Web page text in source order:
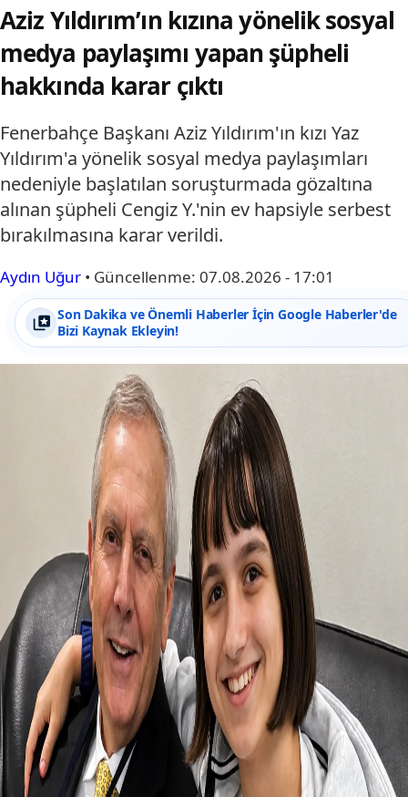
Aziz Yıldırım’ın kızına yönelik sosyal
medya paylaşımı yapan şüpheli
hakkında karar çıktı
Fenerbahçe Başkanı Aziz Yıldırım'ın kızı Yaz
Yıldırım'a yönelik sosyal medya paylaşımları
nedeniyle başlatılan soruşturmada gözaltına
alınan şüpheli Cengiz Y.'nin ev hapsiyle serbest
bırakılmasına karar verildi.
Aydın Uğur • Güncellenme: 07.08.2026 - 17:01
Son Dakika ve Önemli Haberler İçin Google Haberler'de
Bizi Kaynak Ekleyin!